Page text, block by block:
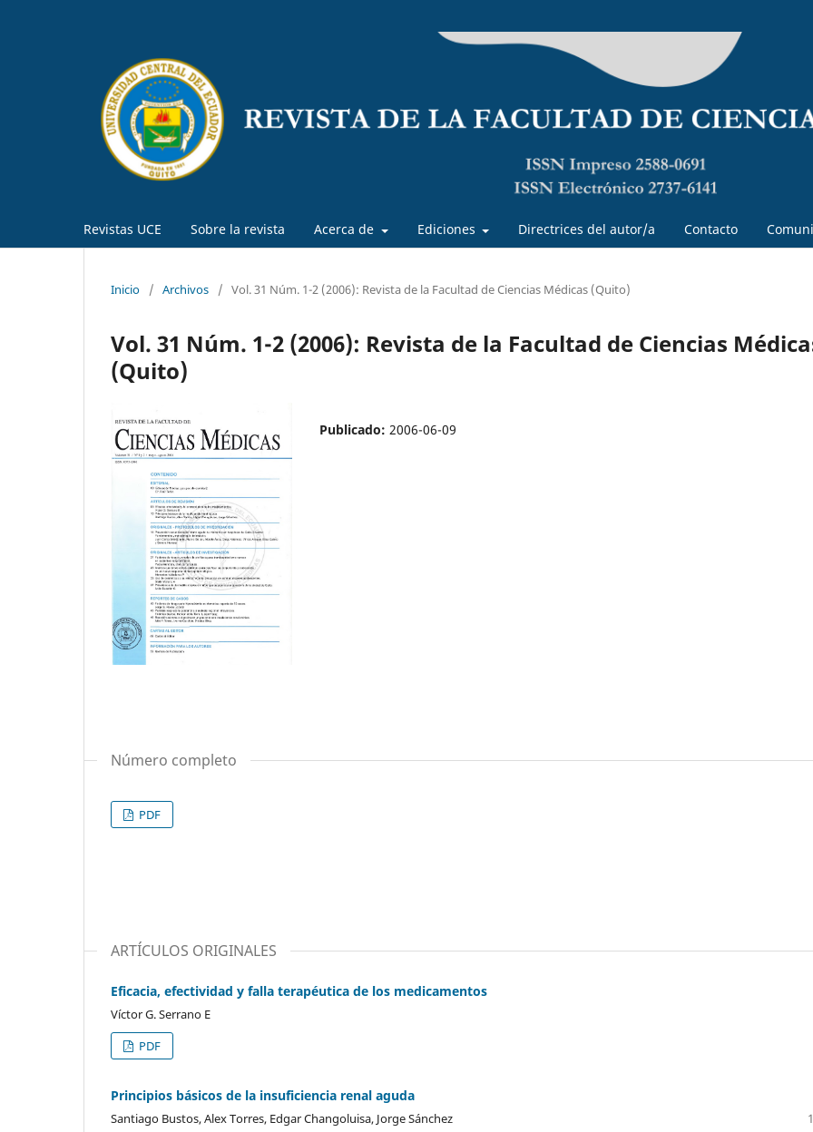
Revistas UCE Sobre la revista Acerca de Ediciones Directrices del autor/a Contacto
Inicio / Archivos / Vol. 31 Núm. 1-2 (2006): Revista de la Facultad de Ciencias Médicas (Quito)
Vol. 31 Núm. 1-2 (2006): Revista de la Facultad de Ciencias
(Quito)
Publicado: 2006-06-09
Número completo
PDF
ARTÍCULOS ORIGINALES
Eficacia, efectividad y falla terapéutica de los medicamentos
Víctor G. Serrano E
PDF
Principios básicos de la insuficiencia renal aguda
Santiago Bustos, Alex Torres, Edgar Changoluisa, Jorge Sánchez